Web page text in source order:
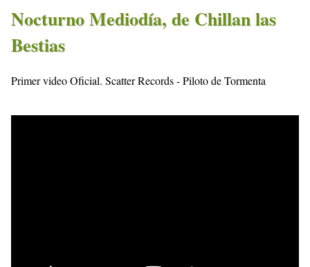
Nocturno Mediodía, de Chillan las
Bestias
Primer video Oficial. Scatter Records - Piloto de Tormenta